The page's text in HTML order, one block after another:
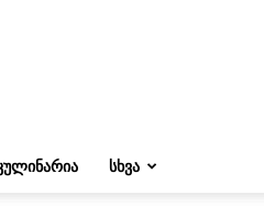
ᲡᲮᲕᲐ